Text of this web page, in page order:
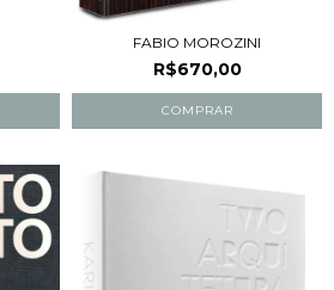
FABIO MOROZINI
R$670,00